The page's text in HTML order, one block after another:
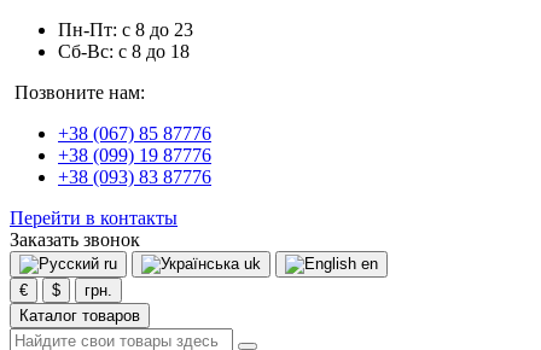
Пн-Пт: с 8 до 23
Сб-Вс: с 8 до 18
Позвоните нам:
+38 (067) 85 87776
+38 (099) 19 87776
+38 (093) 83 87776
Перейти в контакты
Заказать звонок
ru uk
en
€
$
грн.
Каталог товаров